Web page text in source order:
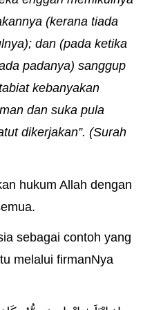
(kerana tiada
dan (pada ketika
padanya) sanggup
kebanyakan
dan suka pula
dikerjakan”. (Surah
hukum Allah dengan
sebagai contoh yang
melalui firmanNya